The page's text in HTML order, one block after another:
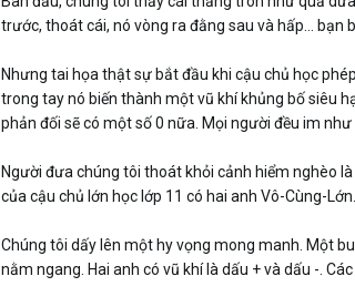
trước, thoát cái, nó vòng ra đằng sau và hấp... bạn
Nhưng tai họa thật sự bắt đầu khi cậu chủ học
trong tay nó biến thành một vũ khí khủng bố siêu
phản đối sẽ có một số 0 nữa. Mọi người đều im
Người đưa chúng tôi thoát khỏi cảnh hiểm nghèo
của cậu chủ lớn học lớp 11 có hai anh Vô-Cùng-
Chúng tôi dấy lên một hy vọng mong manh. Một
nằm ngang. Hai anh có vũ khí là dấu + và dấu -.